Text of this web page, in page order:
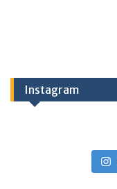
Instagram